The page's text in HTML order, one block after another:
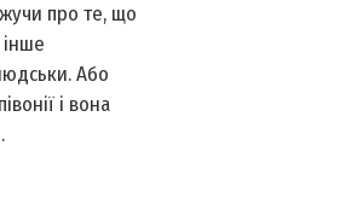
про те, що
Або
і вона